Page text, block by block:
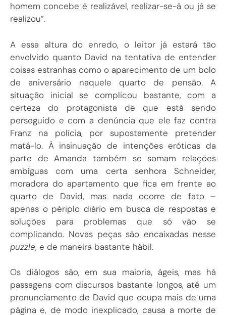
homem concebe é realizável, realizar-se-á ou já se
realizou”.
A essa altura do enredo, o leitor já estará tão
envolvido quanto David na tentativa de entender
coisas estranhas como o aparecimento de um bolo
de aniversário naquele quarto de pensão. A
situação inicial se complicou bastante, com a
certeza do protagonista de que está sendo
perseguido e com a denúncia que ele faz contra
Franz na polícia, por supostamente pretender
matá-lo. À insinuação de intenções eróticas da
parte de Amanda também se somam relações
ambíguas com uma certa senhora Schneider,
moradora do apartamento que fica em frente ao
quarto de David, mas nada ocorre de fato –
apenas o périplo diário em busca de respostas e
soluções para problemas que só vão se
complicando. Novas peças são encaixadas nesse
puzzle, e de maneira bastante hábil.
Os diálogos são, em sua maioria, ágeis, mas há
passagens com discursos bastante longos, até um
pronunciamento de David que ocupa mais de uma
página e, de modo inexplicado, causa a morte de